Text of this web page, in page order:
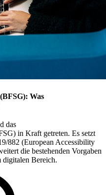
Was
das
in Kraft getreten. Es setzt
882 (European Accessibility
die bestehenden Vorgaben
digitalen Bereich.